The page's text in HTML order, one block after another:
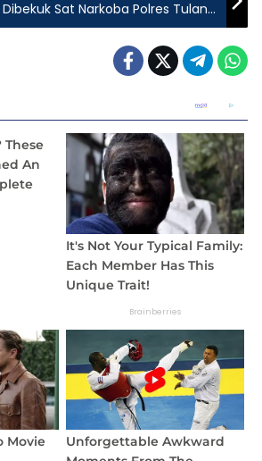
Sat Narkoba Polres Tulang